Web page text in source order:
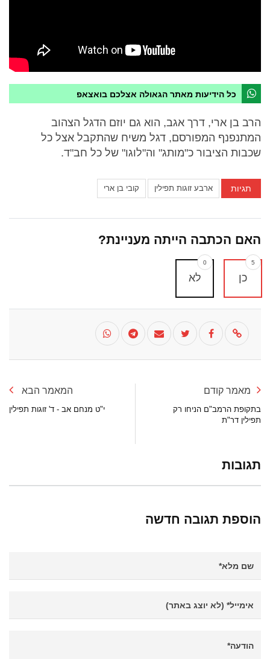
כל הידיעות מאתר הגאולה אצלכם בואצאפ
הרב בן ארי, דרך אגב, הוא גם יוזם הדגל הצהוב
המתנפנף המפורסם, דגל משיח שהתקבל אצל כל
שכבות הציבור כ"מותג" וה"לוגו" של כל חב"ד.
תגיות ארבע זוגות תפילין קובי בן ארי
האם הכתבה הייתה מעניינת?
כן
5
לא
0
מאמר קודם
בתקופת הרמב"ם הניחו רק
תפילין דר"ת
המאמר הבא
י"ט מנחם אב - ד' זוגות תפילין
תגובות
הוספת תגובה חדשה